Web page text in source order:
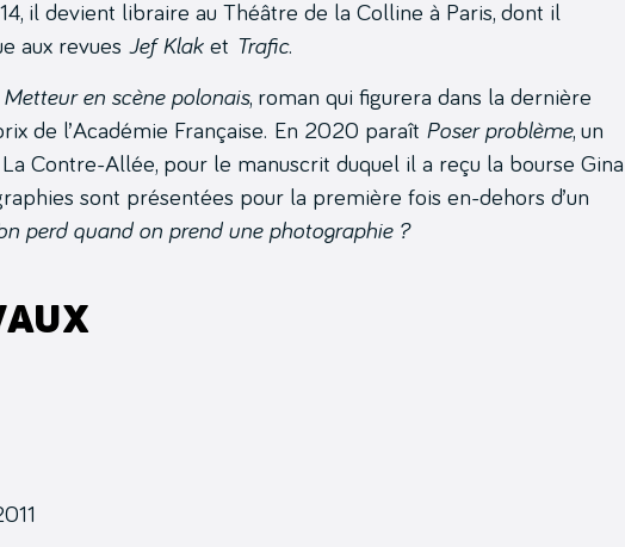
il devient libraire au Théâtre de la Colline à Paris, dont il
aux revues Jef Klaket Trafic.
Metteur en scène polonais, roman qui figurera dans la dernière
de l’Académie Française. En 2020 paraît Poser problème, un
Contre-Allée, pour le manuscrit duquel il a reçu la bourse Gina
sont présentées pour la première fois en-dehors d’un
perd quand on prend une photographie ?